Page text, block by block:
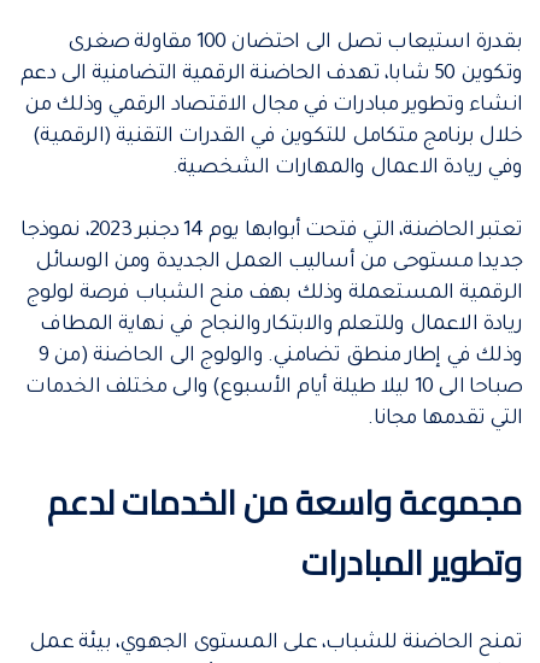
بقدرة استيعاب تصل الى احتضان 100 مقاولة صغرى
وتكوين 50 شابا، تهدف الحاضنة الرقمية التضامنية الى دعم
انشاء وتطوير مبادرات في مجال الاقتصاد الرقمي وذلك من
خلال برنامج متكامل للتكوين في القدرات التقنية (الرقمية)
وفي ريادة الاعمال والمهارات الشخصية.
تعتبر الحاضنة، التي فتحت أبوابها يوم 14 دجنبر 2023، نموذجا
جديدا مستوحى من أساليب العمل الجديدة ومن الوسائل
الرقمية المستعملة وذلك بهف منح الشباب فرصة لولوج
ريادة الاعمال وللتعلم والابتكار والنجاح في نهاية المطاف
وذلك في إطار منطق تضامني. والولوج الى الحاضنة (من 9
صباحا الى 10 ليلا طيلة أيام الأسبوع) والى مختلف الخدمات
التي تقدمها مجانا.
مجموعة واسعة من الخدمات لدعم
وتطوير المبادرات
تمنح الحاضنة للشباب، على المستوى الجهوي، بيئة عمل